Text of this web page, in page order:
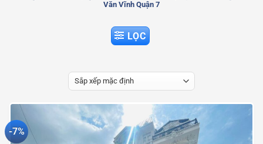
Văn Vĩnh Quận 7
LỌC
-7%